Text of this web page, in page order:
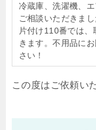
冷蔵庫、洗濯機、
ご相談いただきま
片付け110番では
きます。不用品に
さい！
この度はご依頼い